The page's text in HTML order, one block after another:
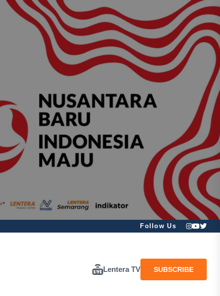
Follow Us
Lentera TV SUBSCRIBE